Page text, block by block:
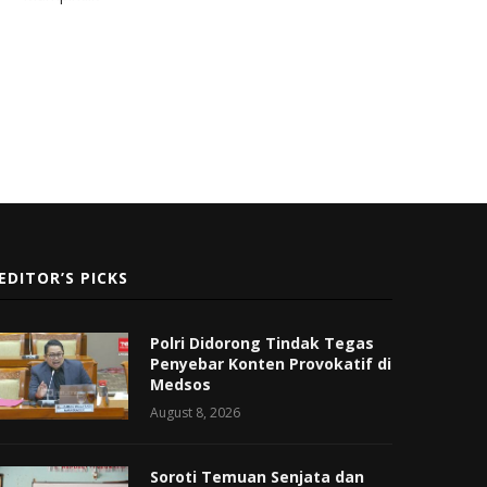
EDITOR’S PICKS
Polri Didorong Tindak Tegas
Penyebar Konten Provokatif di
Medsos
August 8, 2026
Soroti Temuan Senjata dan